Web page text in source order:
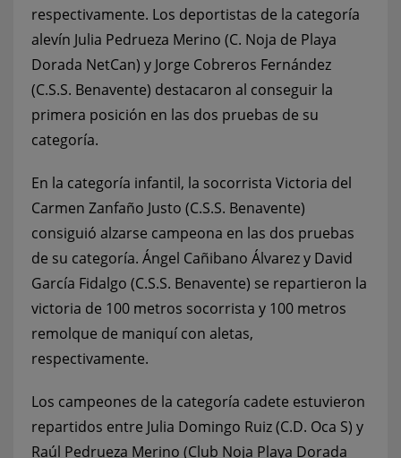
respectivamente. Los deportistas de la categoría
alevín Julia Pedrueza Merino (C. Noja de Playa
Dorada NetCan) y Jorge Cobreros Fernández
(C.S.S. Benavente) destacaron al conseguir la
primera posición en las dos pruebas de su
categoría.
En la categoría infantil, la socorrista Victoria del
Carmen Zanfaño Justo (C.S.S. Benavente)
consiguió alzarse campeona en las dos pruebas
de su categoría. Ángel Cañibano Álvarez y David
García Fidalgo (C.S.S. Benavente) se repartieron la
victoria de 100 metros socorrista y 100 metros
remolque de maniquí con aletas,
respectivamente.
Los campeones de la categoría cadete estuvieron
repartidos entre Julia Domingo Ruiz (C.D. Oca S) y
Raúl Pedrueza Merino (Club Noja Playa Dorada